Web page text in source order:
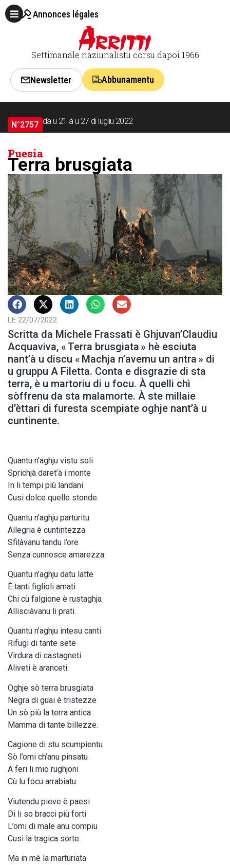
Annonces légales
Settimanale naziunalistu corsu dapoi 1966
Newsletter Abbunamentu
N°2757 da u 21 à u 27 di lugliu 2022
Puesia
Terra brusgiata
LE 22/07/2022
Scritta da Michele Frassati è Ghjuvan’Claudiu
Acquaviva, « Terra brusgiata » hè esciuta
nant’à u discu « Machja n’avemu un antra » di
u gruppu A Filetta. Conta e disgrazie di sta
terra, è u martoriu di u focu. À quelli chì
sòffrenu da sta malamorte. À ste millaie
d’èttari di furesta scempiate oghje nant’à u
cuntinente.
Quantu n’aghju vistu soli
Sprichjà daret’à i monte
In li tempi più landani
Cusi dolce quelle stonde.
Quantu n’aghju parturitu
Allegria è cuntintezza
Sfilàvanu tandu l’ore
Senza cunnosce amarezza.
Quantu n’aghju datu latte
È tanti figlioli amati
Chi cù falgione è rustaghja
Allisciàvanu li prati.
Quantu n’aghju intesu canti
Rifugi di tante sete
Virdura di castagneti
Aliveti è aranceti.
Oghje sò terra brusgiata
Negra di guai è tristezze
Un sò più la terra antica
Mamma di tante billezze.
Cagione di stu scumpientu
Sò l’omi ch’anu pinsatu
A feri li mio rughjoni
Cù lu focu arrabiatu.
Viutendu pieve è paesi
Di li so bracci più forti
L’omi di male anu compiu
Cusi la tragica sorte.
Ma in mè la marturiata